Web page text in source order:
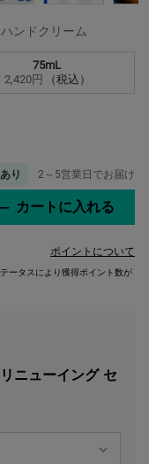
ンドクリーム
み
75mL
2,420円
（税込）
り 2～5営業日でお届け
カートに入れる
ポイントについて
ータスにより獲得ポイント数が
ニューイング セ